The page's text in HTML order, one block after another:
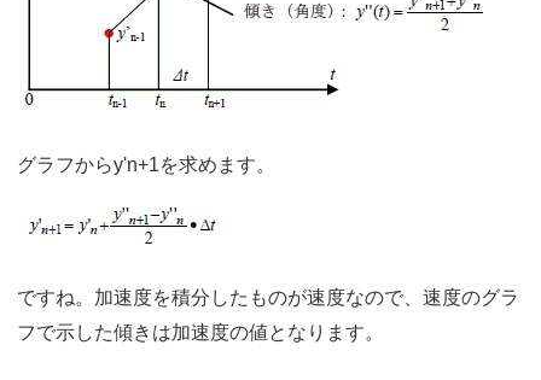
グラフからy'n+1を求めます。
ですね。加速度を積分したものが速度なので、速度のグラ
フで示した傾きは加速度の値となります。